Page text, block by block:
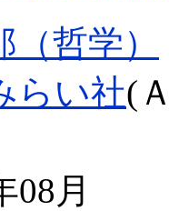
哲学）
らい社(
08月